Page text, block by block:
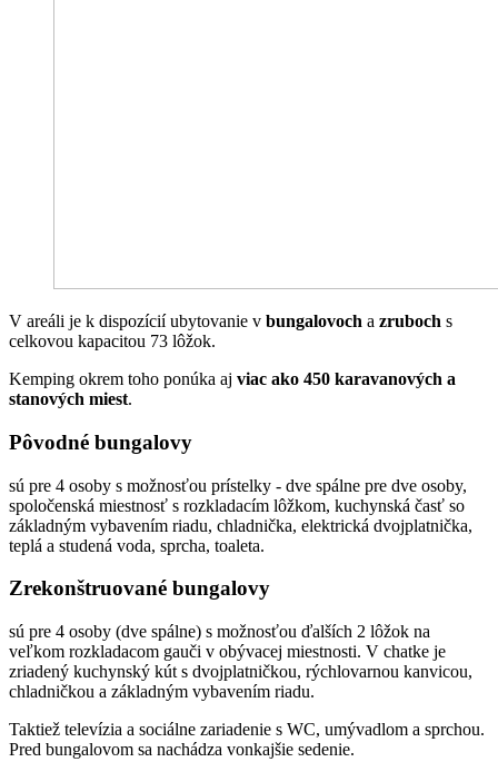
V areáli je k dispozícií ubytovanie v bungalovoch a zruboch s
celkovou kapacitou 73 lôžok.
Kemping okrem toho ponúka aj viac ako 450 karavanových a
stanových miest.
Pôvodné bungalovy
sú pre 4 osoby s možnosťou prístelky - dve spálne pre dve osoby,
spoločenská miestnosť s rozkladacím lôžkom, kuchynská časť so
základným vybavením riadu, chladnička, elektrická dvojplatnička,
teplá a studená voda, sprcha, toaleta.
Zrekonštruované bungalovy
sú pre 4 osoby (dve spálne) s možnosťou ďalších 2 lôžok na
veľkom rozkladacom gauči v obývacej miestnosti. V chatke je
zriadený kuchynský kút s dvojplatničkou, rýchlovarnou kanvicou,
chladničkou a základným vybavením riadu.
Taktiež televízia a sociálne zariadenie s WC, umývadlom a sprchou.
Pred bungalovom sa nachádza vonkajšie sedenie.